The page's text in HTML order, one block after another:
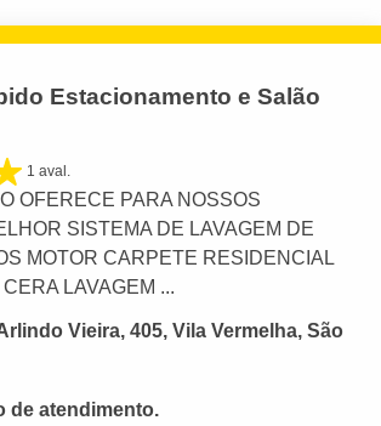
Estacionamento e Salão
1 aval.
OFERECE PARA NOSSOS
SISTEMA DE LAVAGEM DE
MOTOR CARPETE RESIDENCIAL
LAVAGEM ...
Vieira, 405, Vila Vermelha, São
de atendimento.